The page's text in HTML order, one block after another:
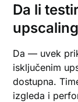
Da li
Da — uvek
isključenim
dostupna.
izgleda i